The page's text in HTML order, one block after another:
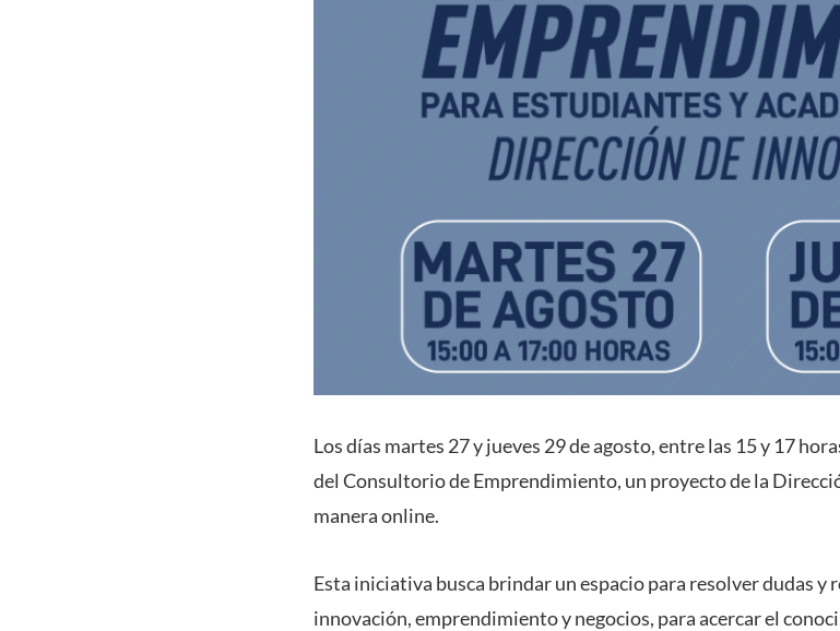
Los días martes 27 y jueves 29 de agosto, entre las 15 y 17
del Consultorio de Emprendimiento, un proyecto de la
manera online.
Esta iniciativa busca brindar un espacio para resolver dudas
innovación, emprendimiento y negocios, para acercar el